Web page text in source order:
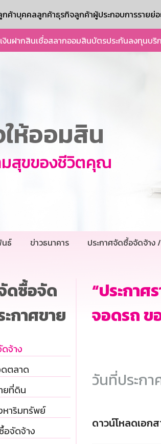
กค้าบุคคลลูกค้าธุรกิจลูกค้าผู้ประกอบการรายย่
เงินฝากสินเชื่อสลากออมสินบัตรประกันลงทุนบริ
ให้ออมสิน
สุขของชีวิตคุณ
นธ์ ข่าวธนาคาร ประกาศจัดซื้อจัดจ้าง
ดซื้อจัด
กาศขาย
จ้าง
ดตลาด
ยที่ดิน
หาริมทรัพย์
อจัดจ้าง
“ประกา
จอดรถ ข
วันที่ประกา
ดาวน์โหลดเอก